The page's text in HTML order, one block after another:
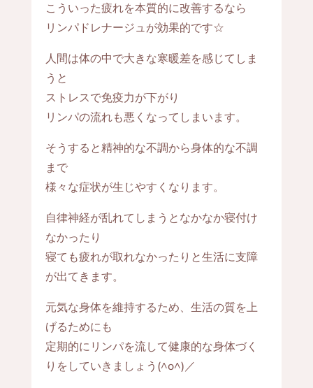
こういった疲れを本質的に改善するなら
リンパドレナージュが効果的です☆
人間は体の中で大きな寒暖差を感じてしま
うと
ストレスで免疫力が下がり
リンパの流れも悪くなってしまいます。
そうすると精神的な不調から身体的な不調
まで
様々な症状が生じやすくなります。
自律神経が乱れてしまうとなかなか寝付け
なかったり
寝ても疲れが取れなかったりと生活に支障
が出てきます。
元気な身体を維持するため、生活の質を上
げるためにも
定期的にリンパを流して健康的な身体づく
りをしていきましょう(^o^)／